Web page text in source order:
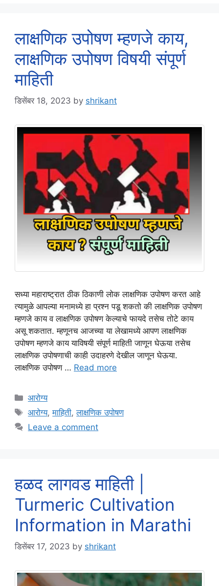
लाक्षणिक उपोषण म्हणजे काय,
लाक्षणिक उपोषण विषयी संपूर्ण
माहिती
डिसेंबर 18, 2023 by shrikant
सध्या महाराष्ट्रात ठीक ठिकाणी लोक लाक्षणिक उपोषण करत आहे
त्यामुळे आपल्या मनामध्ये हा प्रश्न पडू शकतो की लाक्षणिक उपोषण
म्हणजे काय व लाक्षणिक उपोषण केल्याचे फायदे तसेच तोटे काय
असू शकतात. म्हणूनच आजच्या या लेखामध्ये आपण लाक्षणिक
उपोषण म्हणजे काय याविषयी संपूर्ण माहिती जाणून घेऊया तसेच
लाक्षणिक उपोषणाची काही उदाहरणे देखील जाणून घेऊया.
लाक्षणिक उपोषण … Read more
Categories
आरोग्य
Tags
आरोग्य,माहिती,लाक्षणिक उपोषण
Leave a comment
हळद लागवड माहिती |
Turmeric Cultivation
Information in Marathi
डिसेंबर 17, 2023 by shrikant